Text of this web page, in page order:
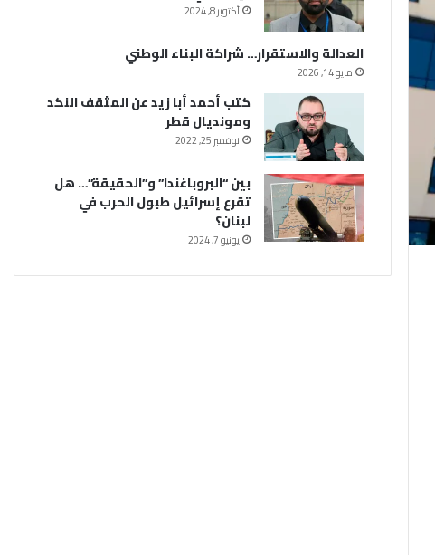
أكتوبر 8, 2024
العدالة والاستقرار… شراكة البناء الوطني
مايو 14, 2026
كتب أحمد أبا زيد عن المثقف النكد
ومونديال قطر
نوفمبر 25, 2022
بين “البروباغندا” و”الحقيقة”… هل
تقرع إسرائيل طبول الحرب في
لبنان؟
يونيو 7, 2024